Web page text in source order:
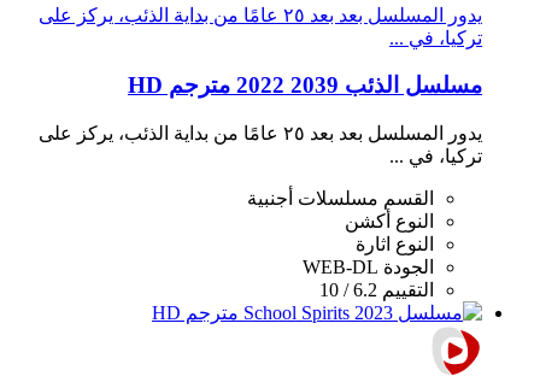
يدور المسلسل بعد بعد ٢٥ عامًا من بداية الذئب، يركز على
تركيا، في ...
مسلسل الذئب 2039 2022 مترجم HD
يدور المسلسل بعد بعد ٢٥ عامًا من بداية الذئب، يركز على
تركيا، في ...
القسم مسلسلات أجنبية
النوع أكشن
النوع اثارة
الجودة WEB-DL
التقييم 6.2 / 10